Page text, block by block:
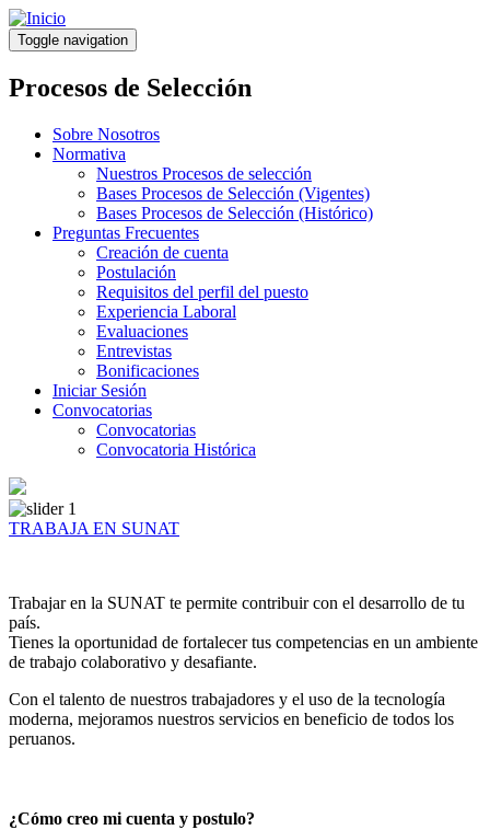
Pasar
al
contenido
principal
Toggle navigation
Procesos de Selección
Sobre Nosotros
Normativa
Nuestros Procesos de selección
Bases Procesos de Selección (Vigentes)
Bases Procesos de Selección (Histórico)
Preguntas Frecuentes
Creación de cuenta
Postulación
Requisitos del perfil del puesto
Experiencia Laboral
Evaluaciones
Entrevistas
Bonificaciones
Iniciar Sesión
Convocatorias
Convocatorias
Convocatoria Histórica
TRABAJA EN SUNAT
Trabajar en la SUNAT te permite contribuir con el desarrollo de tu
país.
Tienes la oportunidad de fortalecer tus competencias en un ambiente
de trabajo colaborativo y desafiante.
Con el talento de nuestros trabajadores y el uso de la tecnología
moderna, mejoramos nuestros servicios en beneficio de todos los
peruanos.
¿Cómo creo mi cuenta y postulo?